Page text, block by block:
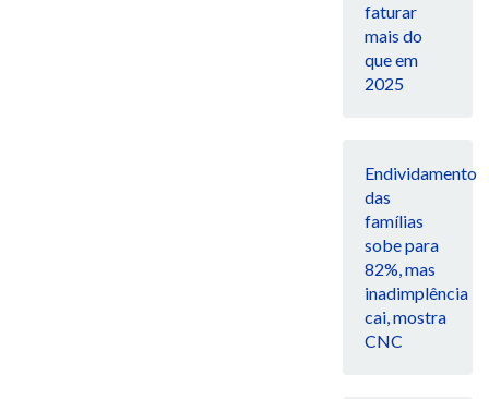
faturar
mais do
que em
2025
Endividamento
das
famílias
sobe para
82%, mas
inadimplência
cai, mostra
CNC